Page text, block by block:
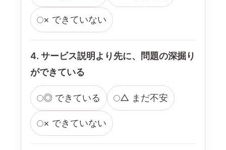
× できていない
4. サービス説明より先に、問題の深掘り
ができている
◎ できている △ まだ不安
× できていない